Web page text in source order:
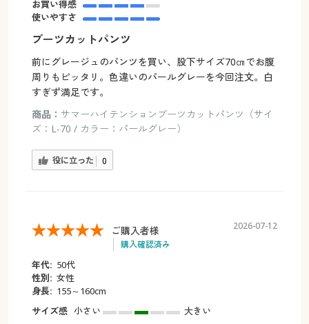
お買い得感
使いやすさ
ブーツカットパンツ
前にグレージュのパンツを買い、股下サイズ70㎝でお腹
周りもピッタリ。色違いのパールグレーを今回注文。白
すぎず満足です。
商品： サマーハイテンションブーツカットパンツ（サイ
ズ：L-70 / カラー：パールグレー）
役に立った 0
ご購入者様
購入確認済み
2026-07-12
年代: 50代
性別: 女性
身長: 155～160cm
サイズ感 小さい
大きい